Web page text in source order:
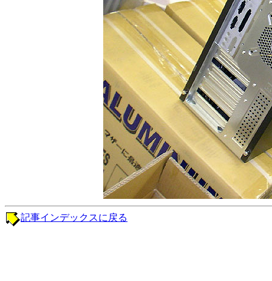
記事インデックスに戻る